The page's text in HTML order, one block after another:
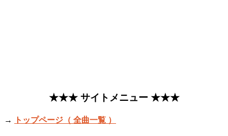
★★★ サイトメニュー ★★★
→ トップページ（ 全曲一覧 ）